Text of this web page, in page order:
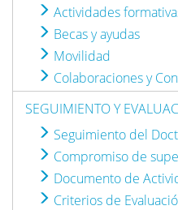
Actividades
Becas y ayudas
Movilidad
Colaboraciones y
SEGUIMIENTO Y
Seguimiento del
Compromiso de
Documento de
Criterios de